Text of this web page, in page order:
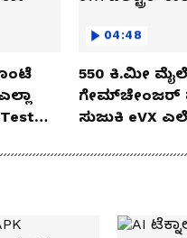
04:48
550 ಕಿ.ಮೀ
ಗೇಮ್‌ಚೇಂಜರ್
ಸುಜುಕಿ eVX ಎಲೆಕ್ಟ್ರಿಕ್ ಕಾರು